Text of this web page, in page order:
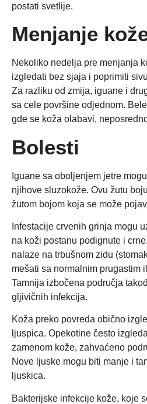
postati svetlije.
Menjanje
Nekoliko nedelja pre menjanja
izgledati bez sjaja i poprimiti
Za razliku od zmija, iguane i
sa cele površine odjednom.
gde se koža olabavi,
Bolesti
Iguane sa oboljenjem jetre
njihove sluzokože. Ovu žutu
žutom bojom koja se može
Infestacije crvenih grinja mogu
na koži postanu podignute i
nalaze na trbušnom zidu
mešati sa normalnim prugastim
Tamnija izbočena područja
gljivičnih infekcija.
Koža preko povreda obično
ljuspica. Opekotine često
zamenom kože, zahvaćeno
Nove ljuske mogu biti manje i
ljuskica.
Bakterijske infekcije kože, koje